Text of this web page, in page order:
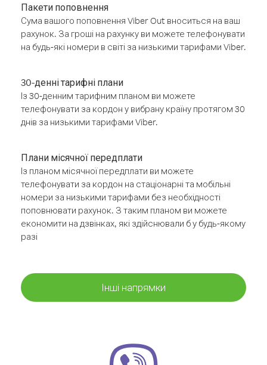
Пакети поповнення
Сума вашого поповнення Viber Out вноситься на ваш
рахунок. За гроші на рахунку ви можете телефонувати
на будь-які номери в світі за низькими тарифами Viber.
30-денні тарифні плани
Із 30-денним тарифним планом ви можете
телефонувати за кордон у вибрану країну протягом 30
днів за низькими тарифами Viber.
Плани місячної передплати
Із планом місячної передплати ви можете
телефонувати за кордон на стаціонарні та мобільні
номери за низькими тарифами без необхідності
поповнювати рахунок. З таким планом ви можете
економити на дзвінках, які здійснювали б у будь-якому
разі
Інші напрямки